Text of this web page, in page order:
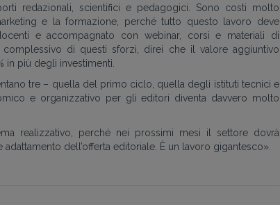
redazionali, scientifici e pedagogici. Sono costi molto
e la formazione, perché tutto questo lavoro deve
e accompagnato con webinar, corsi e materiali di
di questi sforzi, direi che il valore aggiuntivo
in più degli investimenti.
tre – quella del primo ciclo, quella degli istituti tecnici e
e organizzativo per gli editori diventa davvero molto
realizzativo, perché nei prossimi mesi il settore dovrà
dell’offerta editoriale. È un lavoro gigantesco».